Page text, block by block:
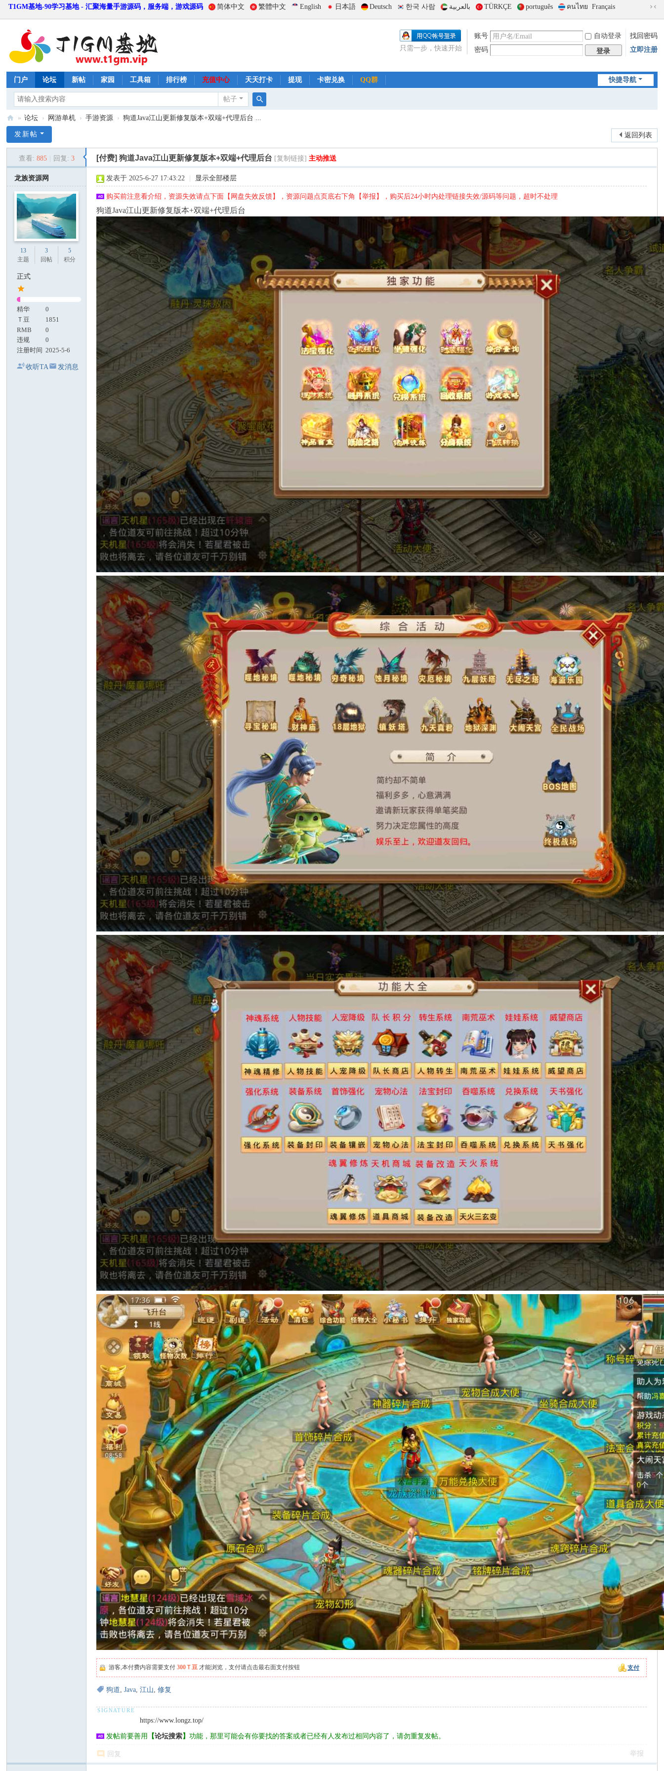
T1GM基地-90学习基地 - 汇聚海量手游源码，服务端，游戏源码 简体中文 繁體中文 English 日本語 Deutsch 한국 사람 بالعربية TÜRKÇE português คนไทย Français
到
版
账号 自动登录
找回密码
密码
登录 立即注册
只需一步，快速开始
快捷导航
门户 论坛 新帖 家园 工具箱 排行榜 充值中心 天天打卡 提现 卡密兑换 QQ群
帖子
1
» 论坛 › 网游单机 › 手游资源 › 狗道Java江山更新修复版本+双端+代理后台 ...
返回列表
发新帖
查看: 885 回复: 3 [付费]狗道Java江山更新修复版本+双端+代理后台 [复制链接] 主动推送
龙族资源网
13
主题
3
回帖
5
积分
正式
精华
0
Ｔ豆
1851
RMB
0
违规
0
注册时间 2025-5-6
收听TA 发消息
发表于 2025-6-27 17:43:22 显示全部楼层
购买前注意看介绍，资源失效请点下面【网盘失效反馈】，资源问题点页底右下角【举报】，购买后24小时内处理链接失效/源码等问题，超时不处理
狗道Java江山更新修复版本+双端+代理后台
游客,本付费内容需要支付300Ｔ豆 才能浏览，支付请点击最右面支付按钮 支付
狗道,Java,江山,修复
https://www.longz.top/
发帖前要善用 【论坛搜索】功能，那里可能会有你要找的答案或者已经有人发布过相同内容了，请勿重复发帖。
回复 举报